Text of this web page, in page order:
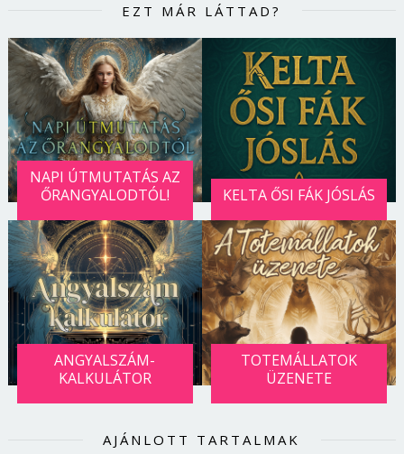
EZT MÁR LÁTTAD?
NAPI ÚTMUTATÁS AZ
ŐRANGYALODTÓL!
KELTA ŐSI FÁK JÓSLÁS
ANGYALSZÁM-
KALKULÁTOR
TOTEMÁLLATOK
ÜZENETE
AJÁNLOTT TARTALMAK